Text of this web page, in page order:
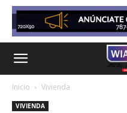
Inicio Vivienda
VIVIENDA